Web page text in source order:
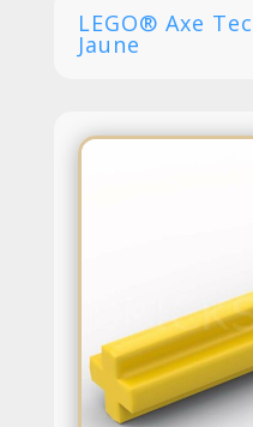
LEGO® Axe
Jaune